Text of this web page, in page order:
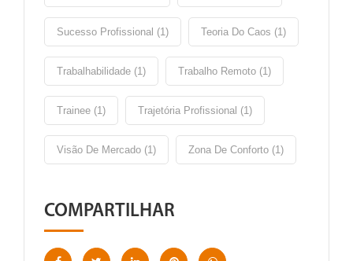
Sucesso Profissional (1) Teoria Do Caos (1)
Trabalhabilidade (1) Trabalho Remoto (1)
Trainee (1) Trajetória Profissional (1)
Visão De Mercado (1) Zona De Conforto (1)
COMPARTILHAR